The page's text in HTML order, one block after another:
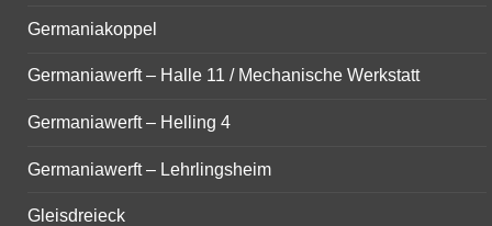
Germaniakoppel
Germaniawerft – Halle 11 / Mechanische Werkstatt
Germaniawerft – Helling 4
Germaniawerft – Lehrlingsheim
Gleisdreieck